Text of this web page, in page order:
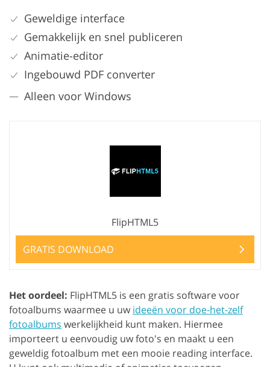
Geweldige interface
Gemakkelijk en snel publiceren
Animatie-editor
Ingebouwd PDF converter
Alleen voor Windows
FlipHTML5
GRATIS DOWNLOAD
Het oordeel: FlipHTML5 is een gratis software voor
fotoalbums waarmee u uw ideeën voor doe-het-zelf
fotoalbums werkelijkheid kunt maken. Hiermee
importeert u eenvoudig uw foto's en maakt u een
geweldig fotoalbum met een mooie reading interface.